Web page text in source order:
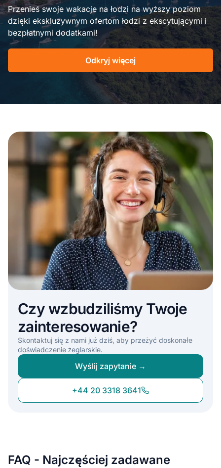
Przenieś swoje wakacje na łodzi na wyższy poziom
dzięki ekskluzywnym ofertom łodzi z ekscytującymi i
bezpłatnymi dodatkami!
Odkryj więcej
Czy wzbudziliśmy Twoje
zainteresowanie?
Skontaktuj się z nami już dziś, aby przeżyć doskonałe
doświadczenie żeglarskie.
Wyślij zapytanie →
+44 20 3318 3641
FAQ - Najczęściej zadawane